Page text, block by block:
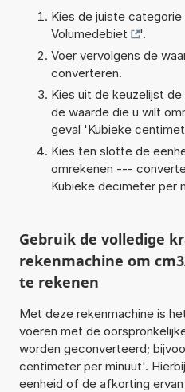
Kies de juiste
Volumedebiet
'.
Voer vervolgens de
converteren.
Kies uit de keuzelijst
de waarde die u wilt
geval 'Kubieke
Kies ten slotte de
omrekenen ---
Kubieke decimeter per
Gebruik de volledige
rekenmachine om
te rekenen
Met deze rekenmachine is
voeren met de
worden geconverteerd;
centimeter per minuut'.
eenheid of de afkorting